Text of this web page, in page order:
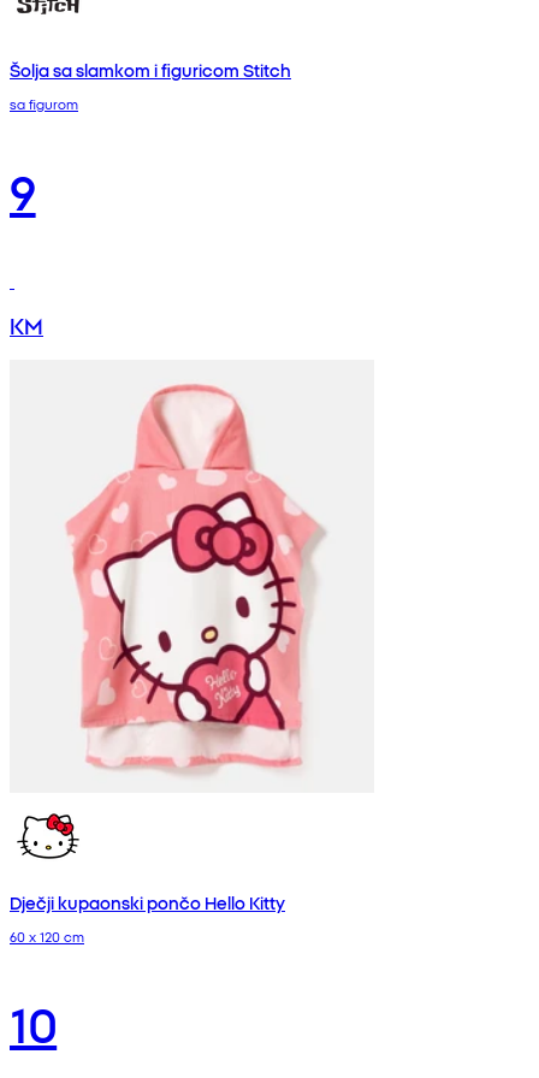
Šolja sa slamkom i figuricom Stitch
sa figurom
9
KM
Dječji kupaonski pončo Hello Kitty
60 x 120 cm
10